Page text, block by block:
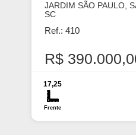
JARDIM SÃO PAULO,
SC
Ref.: 410
R$
17,25
Frente